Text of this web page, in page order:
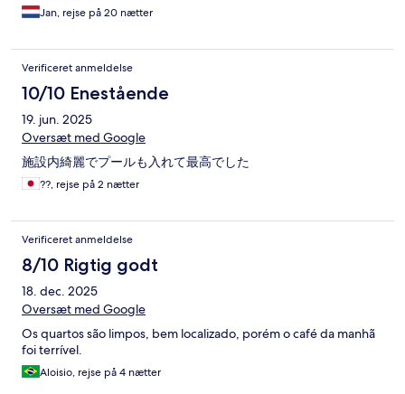
Jan, rejse på 20 nætter
Verificeret anmeldelse
10/10 Enestående
19. jun. 2025
Oversæt med Google
施設内綺麗でプールも入れて最高でした
??, rejse på 2 nætter
Verificeret anmeldelse
8/10 Rigtig godt
18. dec. 2025
Oversæt med Google
Os quartos são limpos, bem localizado, porém o café da manhã
foi terrível.
Aloisio, rejse på 4 nætter